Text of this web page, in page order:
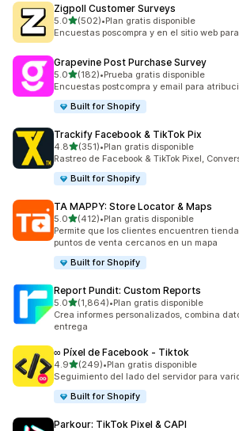
Zigpoll Customer Surveys
5.0de 5 estrellas
(502)
502 reseñas en total
•Plan gratis disponible
Encuestas poscompra y en el sitio web
Grapevine Post Purchase Survey
5.0de 5 estrellas
(182)
182 reseñas en total
•Prueba gratis disponible
Encuestas postcompra y email para
Built for Shopify
Trackify Facebook & TikTok Pix
4.8de 5 estrellas
(351)
351 reseñas en total
•Plan gratis disponible
Rastreo de Facebook & TikTok Pixel,
Built for Shopify
TA MAPPY: Store Locator & Maps
5.0de 5 estrellas
(412)
412 reseñas en total
•Plan gratis disponible
Permite que los clientes encuentren
puntos de venta cercanos en un mapa
Built for Shopify
Report Pundit: Custom Reports
5.0de 5 estrellas
(1,864)
1864 reseñas en total
•Plan gratis disponible
Crea informes personalizados, combina
entrega
∞ Píxel de Facebook ‑ Tiktok
4.9de 5 estrellas
(249)
249 reseñas en total
•Plan gratis disponible
Seguimiento del lado del servidor para
Built for Shopify
Parkour: TikTok Pixel & CAPI